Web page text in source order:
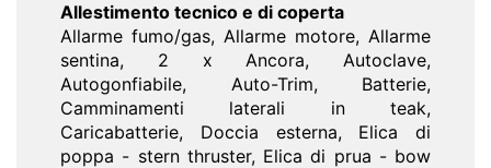
Allestimento tecnico e di coperta
Allarme fumo/gas, Allarme motore, Allarme
sentina, 2 x Ancora, Autoclave,
Autogonfiabile, Auto-Trim, Batterie,
Camminamenti laterali in teak,
Caricabatterie, Doccia esterna, Elica di
poppa - stern thruster, Elica di prua - bow